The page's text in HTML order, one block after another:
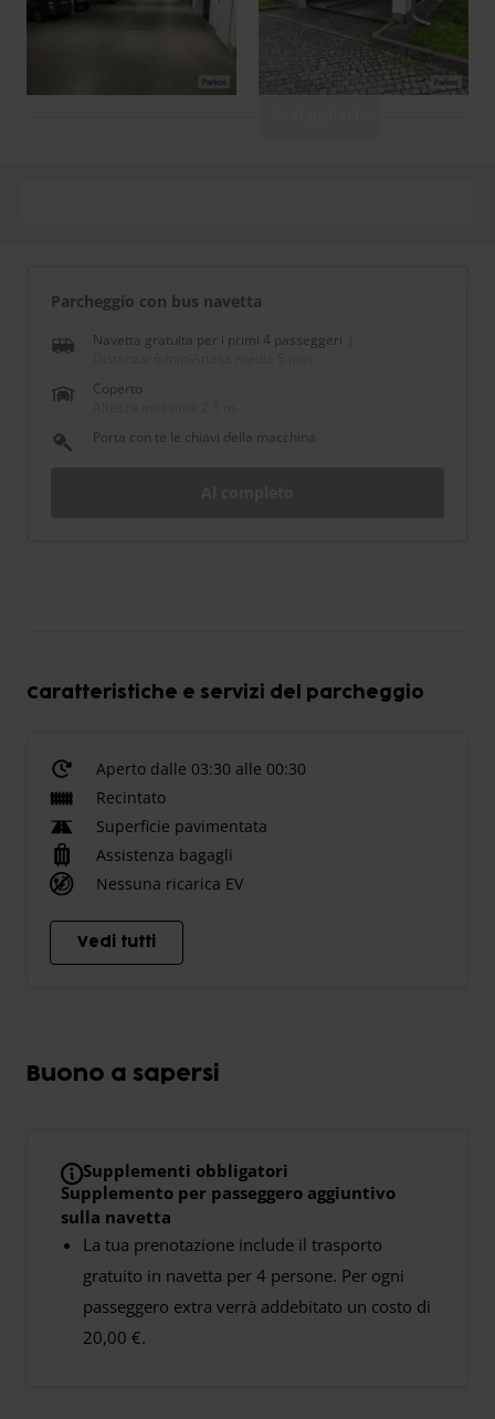
Parcheggio con bus navetta
Navetta gratuita per i primi 4 passeggeri
Coperto
Porta con te le chiavi della macchina
Caratteristiche e servizi del parcheggio
Aperto dalle 03:30 alle 00:30
Recintato
Superficie pavimentata
Assistenza bagagli
Nessuna ricarica EV
Vedi tutti
Buono a sapersi
Supplementi obbligatori
Supplemento per passeggero aggiuntivo
sulla navetta
La tua prenotazione include il trasporto
gratuito in navetta per 4 persone. Per ogni
passeggero extra verrà addebitato un costo di
20,00 €.